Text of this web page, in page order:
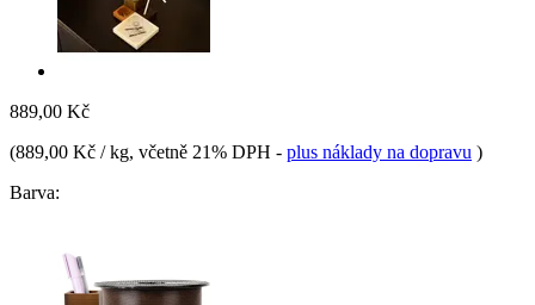
889,00 Kč
(889,00 Kč / kg, včetně 21% DPH - plus náklady na dopravu )
Barva: